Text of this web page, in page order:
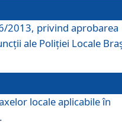
2013, privind aprobarea
ale Poliţiei Locale
locale aplicabile în